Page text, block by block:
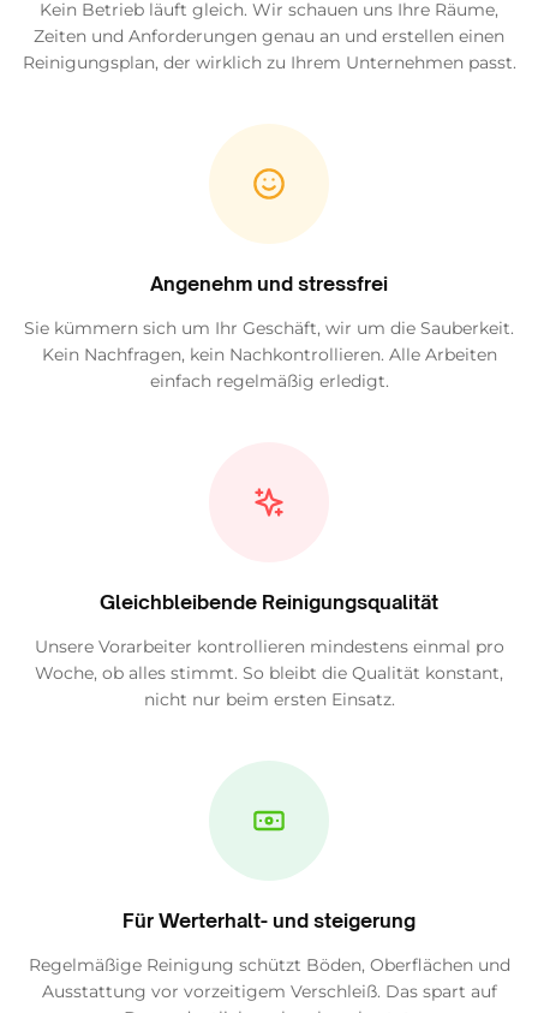
Kein Betrieb läuft gleich. Wir schauen uns Ihre Räume,
Zeiten und Anforderungen genau an und erstellen einen
Reinigungsplan, der wirklich zu Ihrem Unternehmen passt.
Angenehm und stressfrei
Sie kümmern sich um Ihr Geschäft, wir um die Sauberkeit.
Kein Nachfragen, kein Nachkontrollieren. Alle Arbeiten
einfach regelmäßig erledigt.
Gleichbleibende Reinigungsqualität
Unsere Vorarbeiter kontrollieren mindestens einmal pro
Woche, ob alles stimmt. So bleibt die Qualität konstant,
nicht nur beim ersten Einsatz.
Für Werterhalt- und steigerung
Regelmäßige Reinigung schützt Böden, Oberflächen und
Ausstattung vor vorzeitigem Verschleiß. Das spart auf